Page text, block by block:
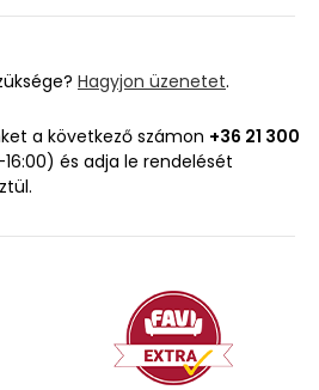
Hagyjon üzenetet.
a következő számon +36 21 300
és adja le rendelését